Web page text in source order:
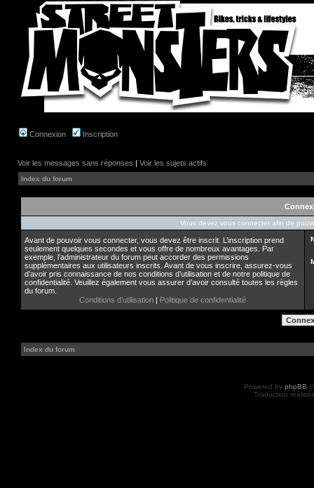
Connexion Inscription
Voir les messages sans réponses | Voir les sujets actifs
Index du forum
Vous devez vous connecter afin de
Avant de pouvoir vous connecter, vous devez être inscrit. L’inscription prend
seulement quelques secondes et vous offre de nombreux avantages. Par
exemple, l’administrateur du forum peut accorder des permissions
supplémentaires aux utilisateurs inscrits. Avant de vous inscrire, assurez-vous
d’avoir pris connaissance de nos conditions d’utilisation et de notre politique de
confidentialité. Veuillez également vous assurer d’avoir consulté toutes les règles
du forum.
Conditions d’utilisation | Politique de confidentialité
Index du forum
Powered by phpBB
Traduction